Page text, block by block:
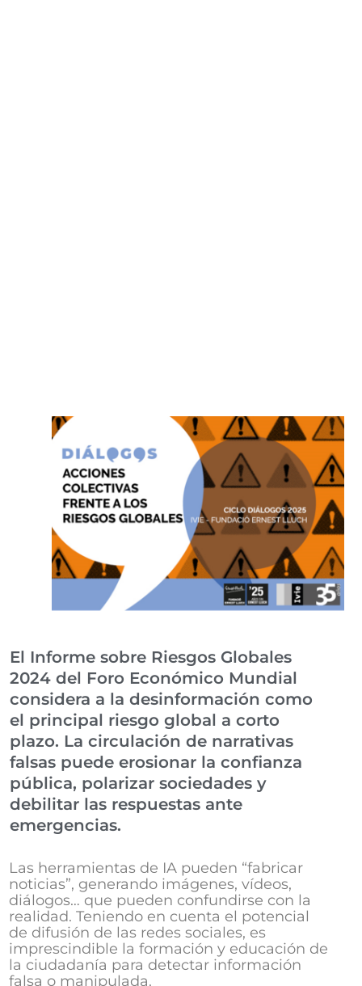
El Informe sobre Riesgos Globales
2024 del Foro Económico Mundial
considera a la desinformación como
el principal riesgo global a corto
plazo. La circulación de narrativas
falsas puede erosionar la confianza
pública, polarizar sociedades y
debilitar las respuestas ante
emergencias.
Las herramientas de IA pueden “fabricar
noticias”, generando imágenes, vídeos,
diálogos… que pueden confundirse con la
realidad. Teniendo en cuenta el potencial
de difusión de las redes sociales, es
imprescindible la formación y educación de
la ciudadanía para detectar información
falsa o manipulada.